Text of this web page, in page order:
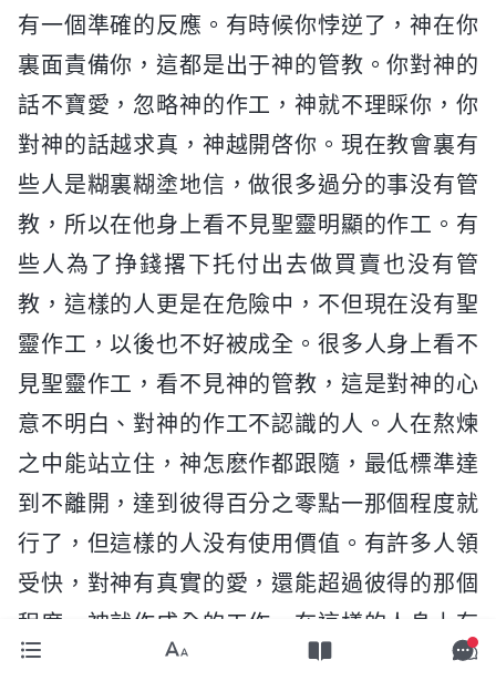
有一個準確的反應。有時候你悖逆了，神在你
裏面責備你，這都是出于神的管教。你對神的
話不寶愛，忽略神的作工，神就不理睬你，你
對神的話越求真，神越開啓你。現在教會裏有
些人是糊裏糊塗地信，做很多過分的事没有管
教，所以在他身上看不見聖靈明顯的作工。有
些人為了挣錢撂下托付出去做買賣也没有管
教，這樣的人更是在危險中，不但現在没有聖
靈作工，以後也不好被成全。很多人身上看不
見聖靈作工，看不見神的管教，這是對神的心
意不明白、對神的作工不認識的人。人在熬煉
之中能站立住，神怎麽作都跟隨，最低標準達
到不離開，達到彼得百分之零點一那個程度就
行了，但這樣的人没有使用價值。有許多人領
受快，對神有真實的愛，還能超過彼得的那個
程度，神就作成全的工作，在這樣的人身上有
管教、有開啓，有不合神心意的地方他能馬上